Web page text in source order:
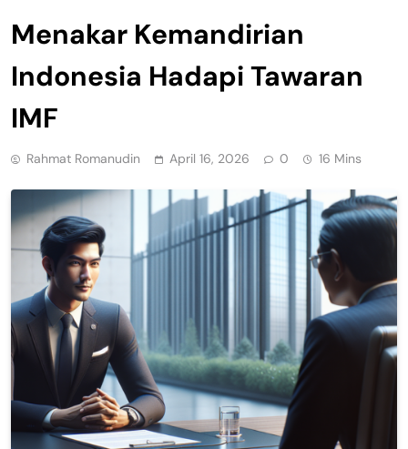
Menakar Kemandirian
Indonesia Hadapi Tawaran
IMF
Rahmat Romanudin April 16, 2026 0 16 Mins